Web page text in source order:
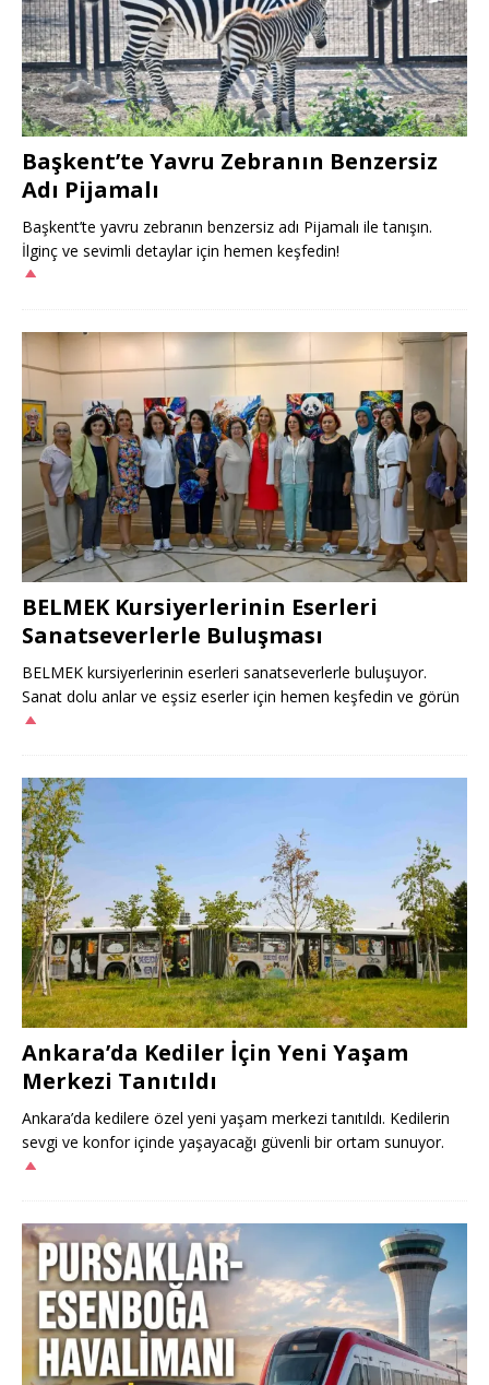
Başkent’te Yavru Zebranın Benzersiz
Adı Pijamalı
Başkent’te yavru zebranın benzersiz adı Pijamalı ile tanışın.
İlginç ve sevimli detaylar için hemen keşfedin!
BELMEK Kursiyerlerinin Eserleri
Sanatseverlerle Buluşması
BELMEK kursiyerlerinin eserleri sanatseverlerle buluşuyor.
Sanat dolu anlar ve eşsiz eserler için hemen keşfedin ve görün
Ankara’da Kediler İçin Yeni Yaşam
Merkezi Tanıtıldı
Ankara’da kedilere özel yeni yaşam merkezi tanıtıldı. Kedilerin
sevgi ve konfor içinde yaşayacağı güvenli bir ortam sunuyor.